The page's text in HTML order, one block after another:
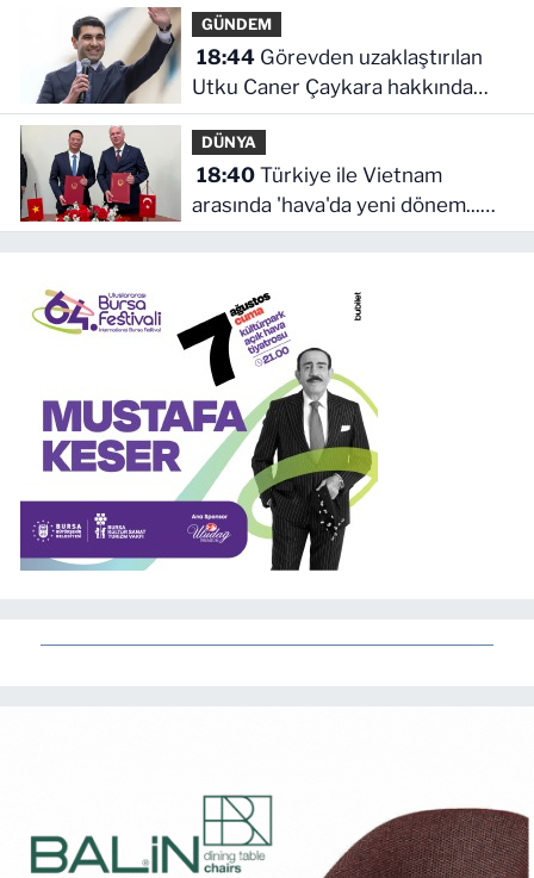
GÜNDEM
18:44Görevden uzaklaştırılan
Utku Caner Çaykara hakkında
tahliye kararı
DÜNYA
18:40Türkiye ile Vietnam
arasında 'hava'da yeni dönem...
Sefer kapasitesi artırıldı